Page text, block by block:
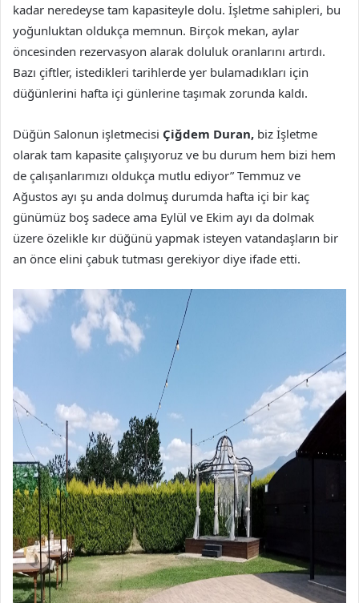
kadar neredeyse tam kapasiteyle dolu. İşletme sahipleri, bu
yoğunluktan oldukça memnun. Birçok mekan, aylar
öncesinden rezervasyon alarak doluluk oranlarını artırdı.
Bazı çiftler, istedikleri tarihlerde yer bulamadıkları için
düğünlerini hafta içi günlerine taşımak zorunda kaldı.
Düğün Salonun işletmecisi Çiğdem Duran, biz İşletme
olarak tam kapasite çalışıyoruz ve bu durum hem bizi hem
de çalışanlarımızı oldukça mutlu ediyor” Temmuz ve
Ağustos ayı şu anda dolmuş durumda hafta içi bir kaç
günümüz boş sadece ama Eylül ve Ekim ayı da dolmak
üzere özelikle kır düğünü yapmak isteyen vatandaşların bir
an önce elini çabuk tutması gerekiyor diye ifade etti.